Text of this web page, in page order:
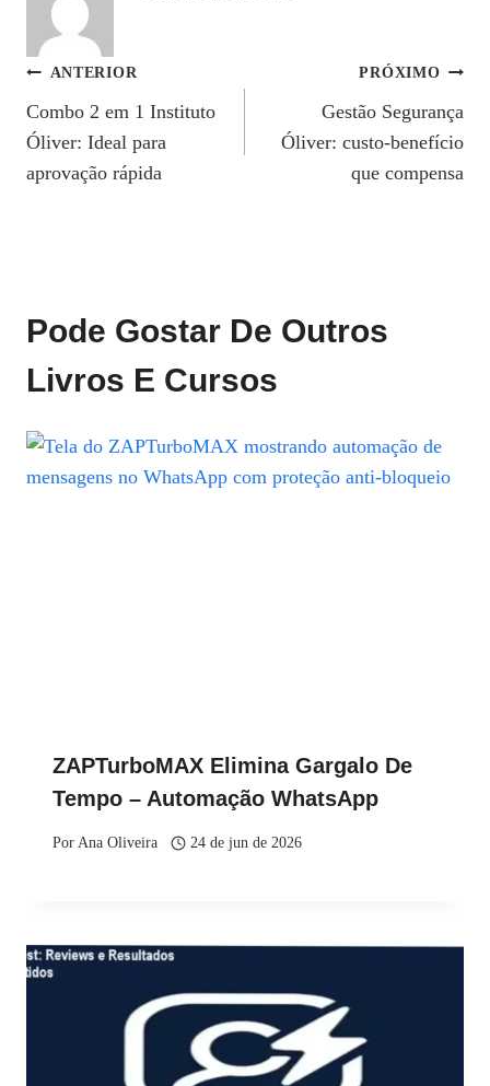
Navegação
De
Post
ANTERIOR
Combo 2 em 1 Instituto
Óliver: Ideal para
aprovação rápida
PRÓXIMO
Gestão Segurança
Óliver: custo-benefício
que compensa
Pode Gostar De Outros
Livros E Cursos
ZAPTurboMAX Elimina Gargalo De
Tempo – Automação WhatsApp
PorAna Oliveira 24 de jun de 2026